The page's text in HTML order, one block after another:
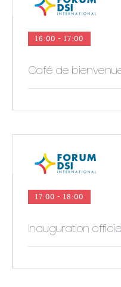
16:00 - 17:00
Café de
17:00 - 18:00
Inauguration